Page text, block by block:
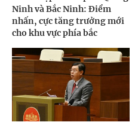
Ninh và Bắc Ninh: Điểm
nhấn, cực tăng trưởng mới
cho khu vực phía bắc